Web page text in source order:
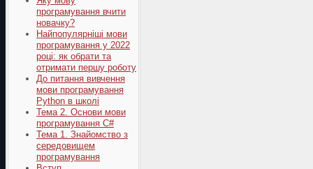
програмування вчити
новачку?
Найпопулярніші мови
програмування у 2022
році: як обрати та
отримати першу роботу
До питання вивчення
мови програмування
Python в школі
Тема 2. Основи мови
програмування C#
Тема 1. Знайомство з
середовищем
програмування